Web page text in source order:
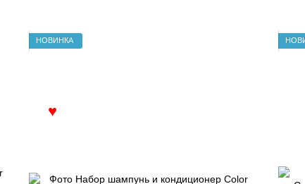
НОВИНКА